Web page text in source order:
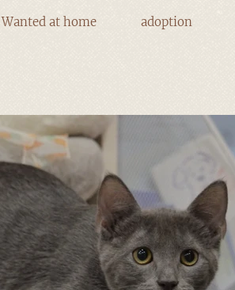
Wanted at home adoption